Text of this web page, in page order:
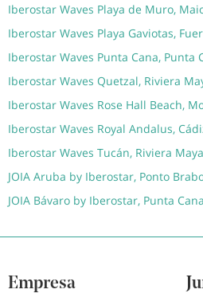
Iberostar Waves Playa de Muro,
Iberostar Waves Playa Gaviotas,
Iberostar Waves Punta Cana, Punta
Iberostar Waves Quetzal, Riviera
Iberostar Waves Rose Hall Beach,
Iberostar Waves Royal Andalus,
Iberostar Waves Tucán, Riviera Maya
JOIA Aruba by Iberostar, Ponto
JOIA Bávaro by Iberostar, Punta Cana
Empresa